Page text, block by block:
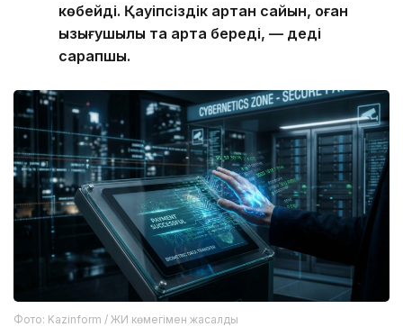
көбейді. Қауіпсіздік артқан сайын, оған
қызығушылық та арта береді, — деді
сарапшы.
Фото: Kazinform / ЖИ көмегімен жасалды